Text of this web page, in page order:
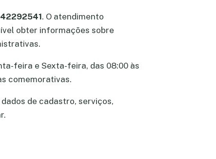
. O atendimento
obter informações sobre
feira e Sexta-feira, das 08:00 às
comemorativas.
de cadastro, serviços,